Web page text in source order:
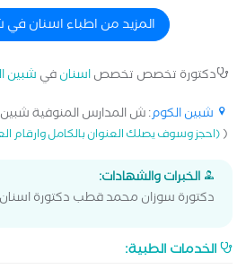
الاطفال و تعديل مشاكل العضم فى
المزيد من اطباء اسنان
دكتورة تخصص تخصصاسنانفي شبين
شبين الكوم: ش المدارس المنوفية
((احجز وسوف يصلك العنوان بالكامل وارقام
الخبرات والشهادات:
دكتورة سوزان محمد قطب دكتورة اسنان
الخدمات الطبية: